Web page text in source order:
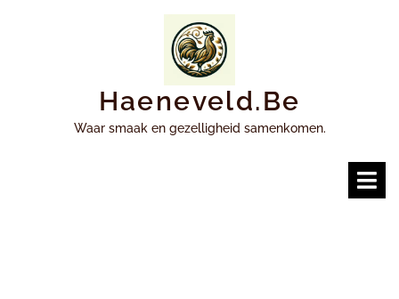
Haeneveld.be
Waar smaak en gezelligheid samenkomen.